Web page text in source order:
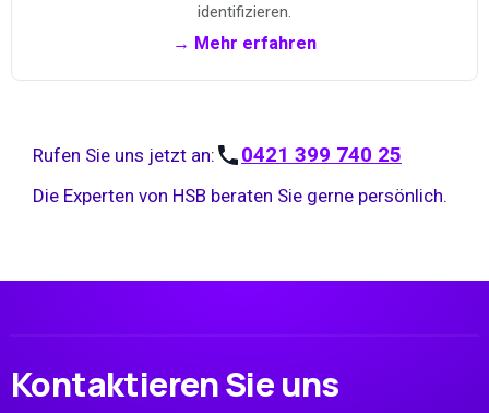
identifizieren.
→ Mehr erfahren
Rufen Sie uns jetzt an: 0421 399 740 25
Die Experten von HSB beraten Sie gerne persönlich.
Kontaktieren Sie uns